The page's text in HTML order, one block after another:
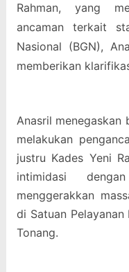
Rahman, yang
ancaman terkait
Nasional (BGN),
memberikan
Anasril menegaskan
melakukan
justru Kades Yeni
intimidasi
menggerakkan
di Satuan Pelayanan
Tonang.